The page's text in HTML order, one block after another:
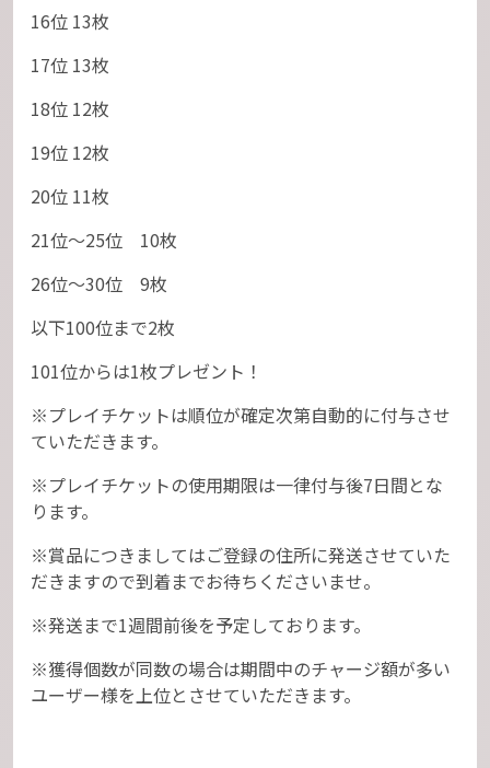
16位 13枚
17位 13枚
18位 12枚
19位 12枚
20位 11枚
21位～25位 10枚
26位～30位 9枚
以下100位まで2枚
101位からは1枚プレゼント！
※プレイチケットは順位が確定次第自動的に付与させ
ていただきます。
※プレイチケットの使用期限は一律付与後7日間とな
ります。
※賞品につきましてはご登録の住所に発送させていた
だきますので到着までお待ちくださいませ。
※発送まで1週間前後を予定しております。
※獲得個数が同数の場合は期間中のチャージ額が多い
ユーザー様を上位とさせていただきます。